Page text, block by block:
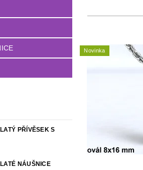
PŘÍVĚSEK S
NÁUŠNICE
Novinka